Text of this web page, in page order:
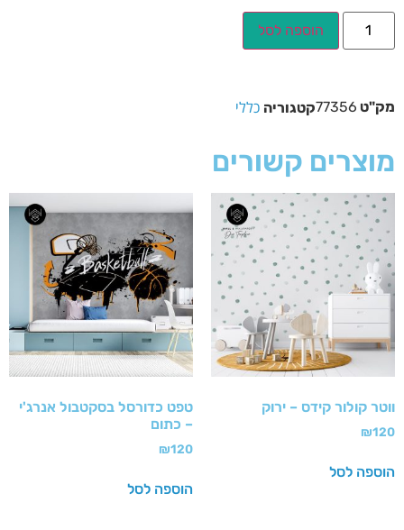
הוספה לסל
מק"ט 77356קטגוריה כללי
מוצרים קשורים
ווטר קולור קידס – ירוק
₪120
הוספה לסל
טפט כדורסל בסקטבול אנרג'י
– כתום
₪120
הוספה לסל